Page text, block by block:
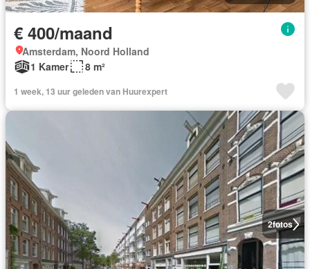
€ 400/maand
Amsterdam, Noord Holland
1 Kamer
8 m²
1 week, 13 uur geleden van Huurexpert
2fotos